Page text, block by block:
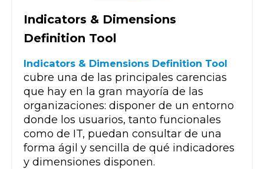
Indicators & Dimensions
Definition Tool
Indicators & Dimensions Definition Tool
cubre una de las principales carencias
que hay en la gran mayoría de las
organizaciones: disponer de un entorno
donde los usuarios, tanto funcionales
como de IT, puedan consultar de una
forma ágil y sencilla de qué indicadores
y dimensiones disponen.